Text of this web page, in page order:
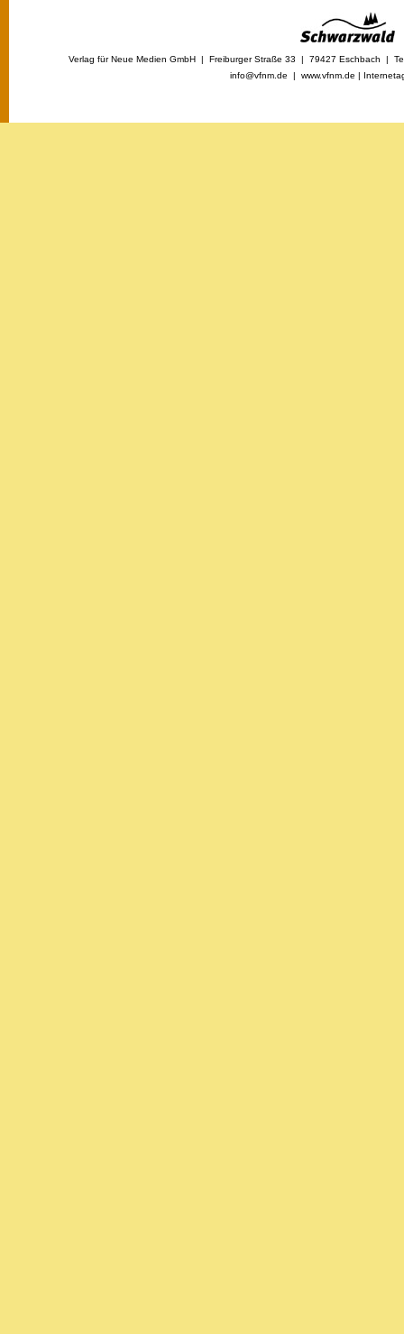
Verlag für Neue Medien GmbH | Freiburger Straße 33 | 79427 Eschbach |
info@vfnm.de | www.vfnm.de |